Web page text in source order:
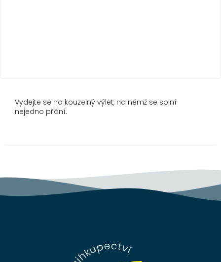
Vydejte se na kouzelný výlet, na němž se splní
nejedno přání.